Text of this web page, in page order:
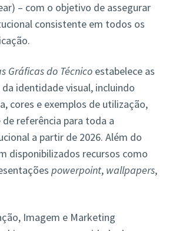
– com o objetivo de assegurar
consistente em todos os
Gráficas do Técnico estabelece as
identidade visual, incluindo
cores e exemplos de utilização,
referência para toda a
a partir de 2026. Além do
disponibilizados recursos como
powerpoint, wallpapers,
Imagem e Marketing